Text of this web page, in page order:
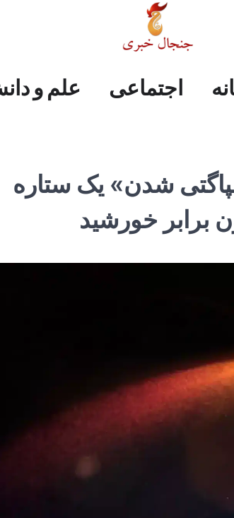
صفحه
ایران
جهان
خاورمیانه
اجتماعی
علم
فرهنگی
اجتماعی علم و
شدن» یک ستاره
برابر خورشید